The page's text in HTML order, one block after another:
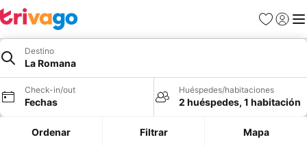
Favoritos
Iniciar
Destino
La Romana
Check-in/out
Fechas
Huéspedes/habitaciones
2 huéspedes, 1 habitación
Ordenar Filtrar Mapa